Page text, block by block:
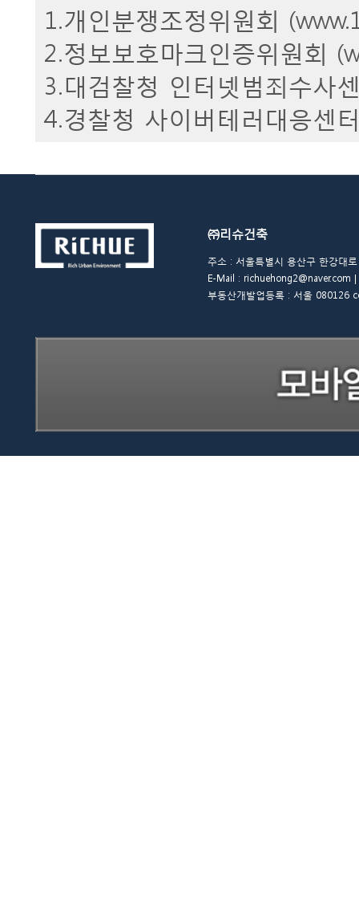
1.개인분쟁조정위원회 (
2.정보보호마크인증위원회 (
3.대검찰청 인터넷범죄수사
4.경찰청 사이버테러대응센
㈜리슈건축
주소 : 서울특별시 용산구 한강대
E-Mail :
부동산개발업등록 : 서울 080126